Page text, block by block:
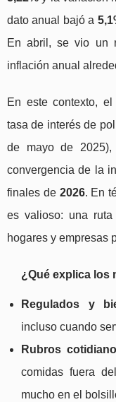
dato anual bajó a
En abril, se vio un
inflación anual
En este contexto,
tasa de interés de
de mayo de
convergencia de la
finales de 2026. En
es valioso: una
hogares y empresas
¿Qué explica los
Regulados y
incluso cuando
Rubros
comidas fuera
mucho en el